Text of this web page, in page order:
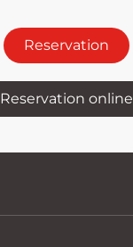
Reservation
Reservation online